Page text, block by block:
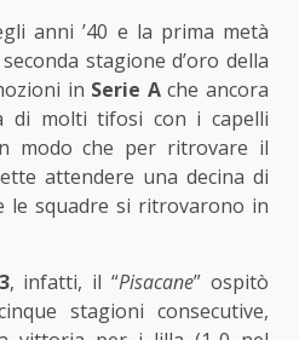
anni ’40 e la prima metà
stagione d’oro della
in Serie Ache ancora
di molti tifosi con i capelli
modo che per ritrovare il
attendere una decina di
le squadre si ritrovarono in
, infatti, il “Pisacane” ospitò
stagioni consecutive,